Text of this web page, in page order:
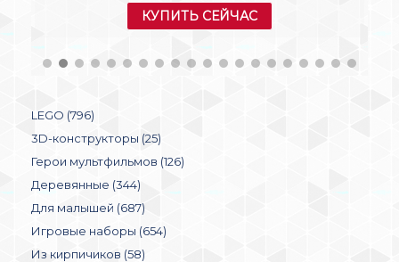
КУПИТЬ СЕЙЧАС
LEGO (796)
3D-конструкторы (25)
Герои мультфильмов (126)
Деревянные (344)
Для малышей (687)
Игровые наборы (654)
Из кирпичиков (58)